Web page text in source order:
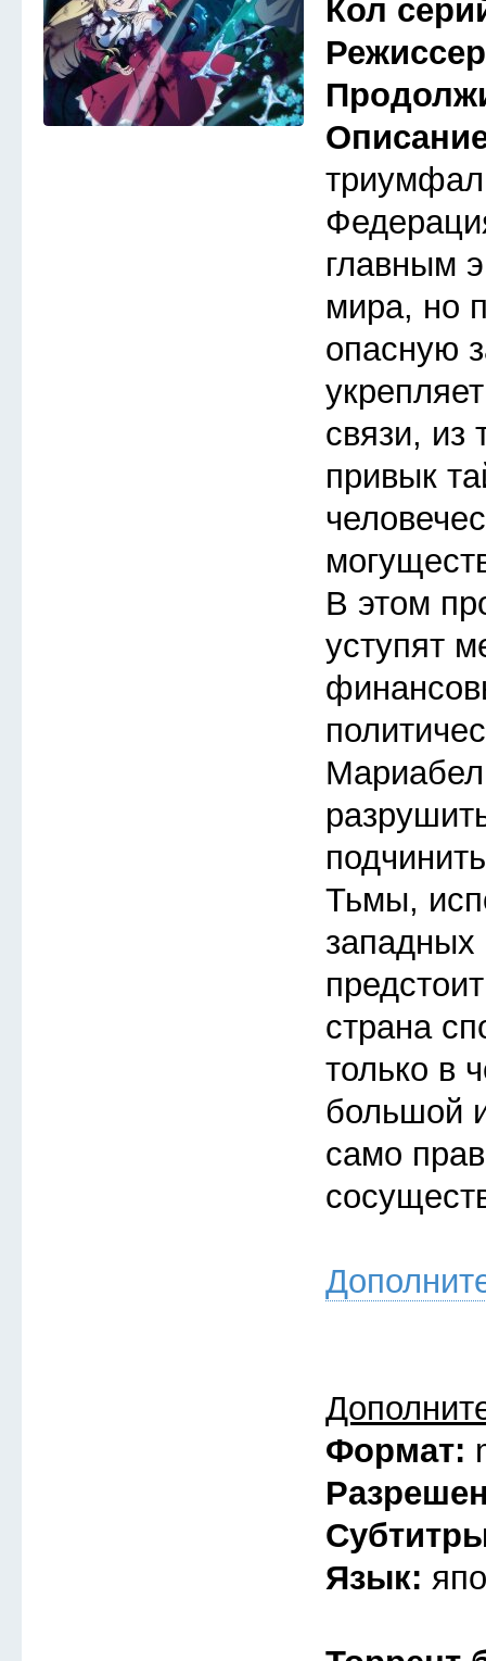
Кол
главным
мира, но
опасную
связи, из
привык
В этом
уступят
Тьмы,
страна
только в
большой
само
Формат:
Язык: